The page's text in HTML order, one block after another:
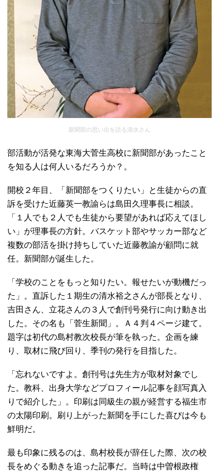
新聞部の思い出を語る清水さん
部活動が活発な東海大菅生高校に新聞部があったこと
を知る人は何人いるだろうか？。
開校２年目、「新聞部をつくりたい」と生徒からの直
訴を受けた近藤英一教諭らは島田久理事長に相談。
「１人でも２人でも生徒から要望があれば応えてほし
い」が理事長の方針。バスケット部やサッカー部など
複数の部活を掛け持ちしていた近藤教諭が顧問に就
任。新聞部が誕生した。
「学校のことをもっと知りたい。報せたいが動機だっ
た」。直訴した１期生の清水裕之さんが部長となり、
吉田さん、立花さんの３人で創刊号発行に向け動き出
した。その名も「菅生新聞」。Ａ４判４ページ建て。
題字は初代の島村教次校長が筆を執った。企画を練
り、取材に飛び回り、季刊の発行を目指した。
「忘れないですよ。創刊号は先生方が取材対象でし
た。教科、出身大学などプロフィール記事を顔写真入
りで紹介した」。印刷は同級生の親が経営する福生市
の太陽印刷。刷り上がった新聞を手にした喜びは今も
鮮明だ。
最も印象に残るのは、島村校長が辞任した際、次の校
長をめぐる動きを追った記事だ。当時は中曽根政権